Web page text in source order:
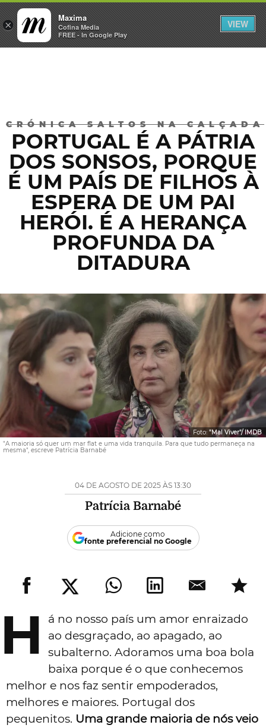
×
Maxima
Cofina Media
FREE - In Google Play
VIEW
INICIAR SESSÃO
CRÓNICA SALTOS NA CALÇADA
PORTUGAL É A PÁTRIA
DOS SONSOS, PORQUE
É UM PAÍS DE FILHOS À
ESPERA DE UM PAI
HERÓI. É A HERANÇA
PROFUNDA DA
DITADURA
"A maioria só quer um mar flat e uma vida tranquila. Para que tudo permaneça na
mesma", escreve Patrícia Barnabé
Foto: "Mal Viver"/ IMDB
04 DE AGOSTO DE 2025 ÀS 13:30
Patrícia Barnabé
Adicione como
fonte preferencial no Google
H
á no nosso país um amor enraizado
ao desgraçado, ao apagado, ao
subalterno. Adoramos uma boa bola
baixa porque é o que conhecemos
melhor e nos faz sentir empoderados,
melhores e maiores. Portugal dos
pequenitos. Uma grande maioria de nós veio